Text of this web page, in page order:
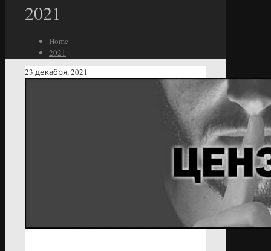
2021
Home
2021
23 декабря, 2021